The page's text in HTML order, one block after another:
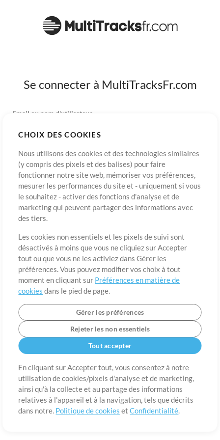
CHOIX DES COOKIES
Nous utilisons des cookies et des technologies similaires
(y compris des pixels et des balises) pour faire
fonctionner notre site web, mémoriser vos préférences,
mesurer les performances du site et - uniquement si vous
le souhaitez - activer des fonctions d'analyse et de
marketing qui peuvent partager des informations avec
des tiers.
Les cookies non essentiels et les pixels de suivi sont
désactivés à moins que vous ne cliquiez sur Accepter
tout ou que vous ne les activiez dans Gérer les
préférences. Vous pouvez modifier vos choix à tout
moment en cliquant sur Préférences en matière de
cookies dans le pied de page.
Gérer les préférences
Rejeter les non essentiels
Tout accepter
En cliquant sur Accepter tout, vous consentez à notre
utilisation de cookies/pixels d'analyse et de marketing,
ainsi qu'à la collecte et au partage des informations
relatives à l'appareil et à la navigation, tels que décrits
dans notre. Politique de cookies etConfidentialité.
Se connecter à MultiTracksFr.com
Email ou nom d'utilisateur
S’inscrireMot de passe oublié? Connexion
matière de cookies
Contact
©2006-2026 par MultiTracks LLC. Tous droits réservés.